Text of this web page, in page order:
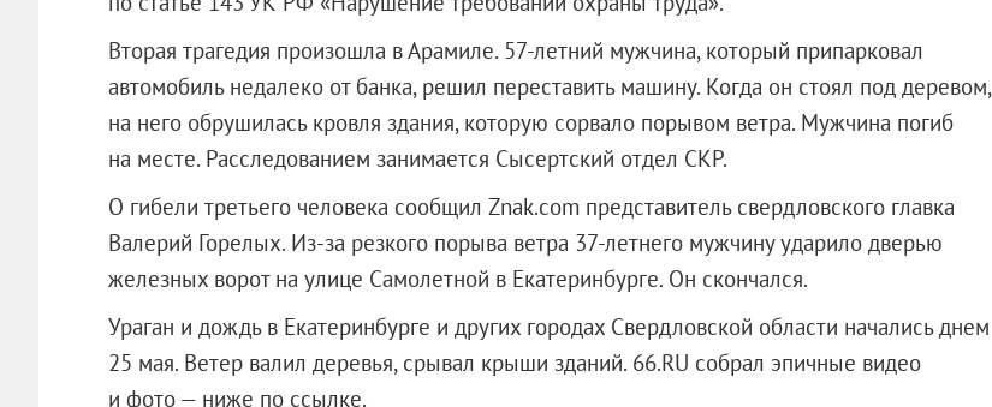
Вторая трагедия произошла в Арамиле. 57-летний мужчина, который припарковал
автомобиль недалеко от банка, решил переставить машину. Когда он стоял под деревом,
на него обрушилась кровля здания, которую сорвало порывом ветра. Мужчина погиб
на месте. Расследованием занимается Сысертский отдел СКР.
О гибели третьего человека сообщил Znak.com представитель свердловского главка
Валерий Горелых. Из-за резкого порыва ветра 37-летнего мужчину ударило дверью
железных ворот на улице Самолетной в Екатеринбурге. Он скончался.
Ураган и дождь в Екатеринбурге и других городах Свердловской области начались днем
25 мая. Ветер валил деревья, срывал крыши зданий. 66.RU собрал эпичные видео
и фото — ниже по ссылке.